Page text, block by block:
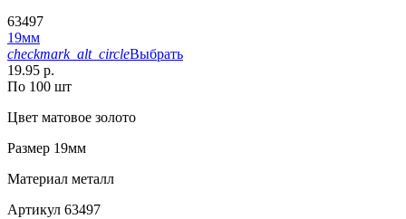
63497
19мм
checkmark_alt_circleВыбрать
19.95 р.
По 100 шт
Цвет матовое золото
Размер 19мм
Материал металл
Артикул 63497